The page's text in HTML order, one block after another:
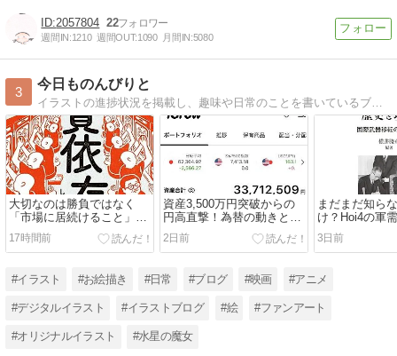
2057804 22
週間IN:1210 週間OUT:1090 月間IN:5080
3
今日ものんびりと
イラストの進捗状況を掲載し、趣味や日常のことを書いているブログとなります。最近は特に『水星の魔女』を推しています。
大切なのは勝負ではなく
「市場に居続けること」～
スマホ投資時代に必要な自
制心～ #資産運用 #株式投
資 #投資 #メンタルコント
ロール #マインドセット #
ブログ
17時間前
資産3,500万円突破からの
円高直撃！為替の動きと共
同介入の威力 #資産運用 #
株式投資 #為替 #円高 #投
資 #日常
2日前
まだまだ知ら
け？Hoi4の軍
（MIO） #Hoi4
ム #シミュレ
3日前
#イラスト #お絵描き #日常 #ブログ #映画 #アニメ
#デジタルイラスト #イラストブログ #絵 #ファンアート
#オリジナルイラスト #水星の魔女